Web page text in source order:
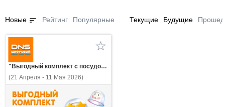
Новые sort Рейтинг Популярные Текущие Будущие
"Выгодный комплект с посудомоечной машиной Haier!"
(21 Апреля - 11 Мая 2026)